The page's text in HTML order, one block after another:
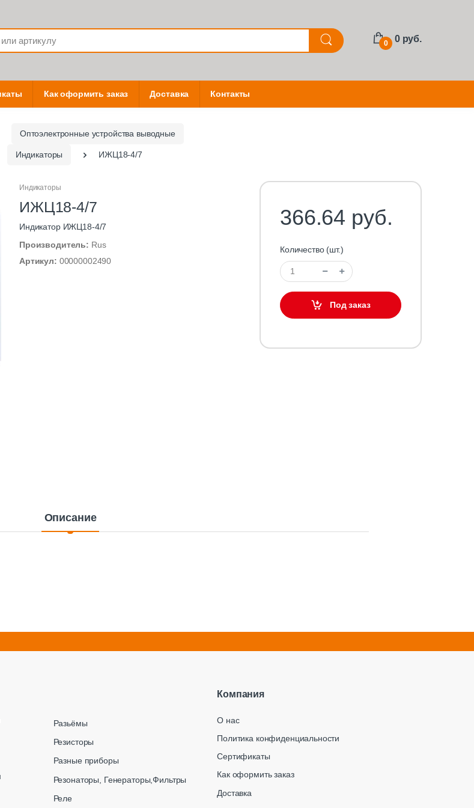
0 0 руб.
Как оформить заказ Доставка Контакты
Оптоэлектронные устройства выводные
Индикаторы ИЖЦ18-4/7
Индикаторы
ИЖЦ18-4/7
Индикатор ИЖЦ18-4/7
Производитель: Rus
Артикул: 00000002490
366.64 руб.
Количество (шт.)
Под заказ
Описание
Разьёмы
Резисторы
Разные приборы
Резонаторы, Генераторы,Фильтры
Реле
Компания
О нас
Политика конфиденциальности
Сертификаты
Как оформить заказ
Доставка